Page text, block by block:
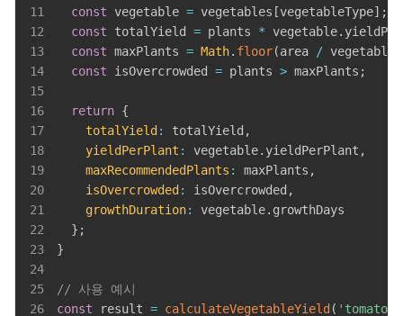
11
const vegetable = vegetables [vegetableType] ;
12
const totalYield = plants * vegetable.
13
const maxPlants = Math. floor(area / vegetable
14
const isOvercrowded = plants > maxPlants ;
15
16
return {
17
totalYield : totalYield ,
18
yieldPerPlant : vegetable. yieldPerPlant ,
19
maxRecommendedPlants : maxPlants ,
20
isOvercrowded : isOvercrowded ,
21
growthDuration: vegetable. growthDays
22
} ;
23
}
24
25
// 사용 예시
26
const result = calculateVegetableYield ( 'tomato'